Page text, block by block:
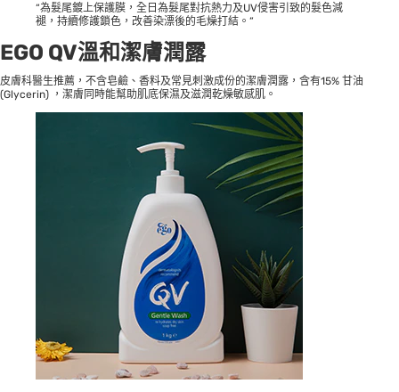
“為髮尾鍍上保護膜，全日為髮尾對抗熱力及UV侵害引致的髮色減
褪，持續修護鎖色，改善染漂後的毛燥打結。”
EGO QV溫和潔膚潤露
皮膚科醫生推薦，不含皂鹼、香料及常見刺激成份的潔膚潤露，含有15% 甘油
(Glycerin) ，潔膚同時能幫助肌底保濕及滋潤乾燥敏感肌。